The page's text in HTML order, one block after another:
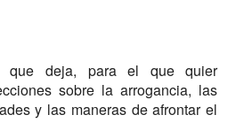
que deja, para el que quier
sobre la arrogancia, las
y las maneras de afrontar el